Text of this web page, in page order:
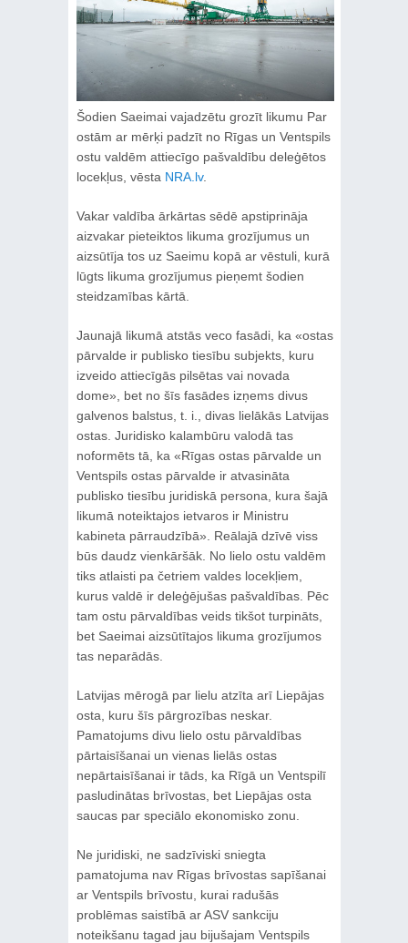
Šodien Saeimai vajadzētu grozīt likumu Par
ostām ar mērķi padzīt no Rīgas un Ventspils
ostu valdēm attiecīgo pašvaldību deleģētos
locekļus, vēsta NRA.lv.
Vakar valdība ārkārtas sēdē apstiprināja
aizvakar pieteiktos likuma grozījumus un
aizsūtīja tos uz Saeimu kopā ar vēstuli, kurā
lūgts likuma grozījumus pieņemt šodien
steidzamības kārtā.
Jaunajā likumā atstās veco fasādi, ka «ostas
pārvalde ir publisko tiesību subjekts, kuru
izveido attiecīgās pilsētas vai novada
dome», bet no šīs fasādes izņems divus
galvenos balstus, t. i., divas lielākās Latvijas
ostas. Juridisko kalambūru valodā tas
noformēts tā, ka «Rīgas ostas pārvalde un
Ventspils ostas pārvalde ir atvasināta
publisko tiesību juridiskā persona, kura šajā
likumā noteiktajos ietvaros ir Ministru
kabineta pārraudzībā». Reālajā dzīvē viss
būs daudz vienkāršāk. No lielo ostu valdēm
tiks atlaisti pa četriem valdes locekļiem,
kurus valdē ir deleģējušas pašvaldības. Pēc
tam ostu pārvaldības veids tikšot turpināts,
bet Saeimai aizsūtītajos likuma grozījumos
tas neparādās.
Latvijas mērogā par lielu atzīta arī Liepājas
osta, kuru šīs pārgrozības neskar.
Pamatojums divu lielo ostu pārvaldības
pārtaisīšanai un vienas lielās ostas
nepārtaisīšanai ir tāds, ka Rīgā un Ventspilī
pasludinātas brīvostas, bet Liepājas osta
saucas par speciālo ekonomisko zonu.
Ne juridiski, ne sadzīviski sniegta
pamatojuma nav Rīgas brīvostas sapīšanai
ar Ventspils brīvostu, kurai radušās
problēmas saistībā ar ASV sankciju
noteikšanu tagad jau bijušajam Ventspils